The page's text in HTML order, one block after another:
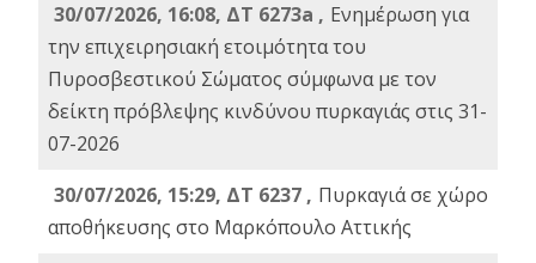
30/07/2026, 16:08, ΔΤ 6273a , Ενημέρωση για
την επιχειρησιακή ετοιμότητα του
Πυροσβεστικού Σώματος σύμφωνα με τον
δείκτη πρόβλεψης κινδύνου πυρκαγιάς στις 31-
07-2026
30/07/2026, 15:29, ΔΤ 6237 , Πυρκαγιά σε χώρο
αποθήκευσης στο Μαρκόπουλο Αττικής